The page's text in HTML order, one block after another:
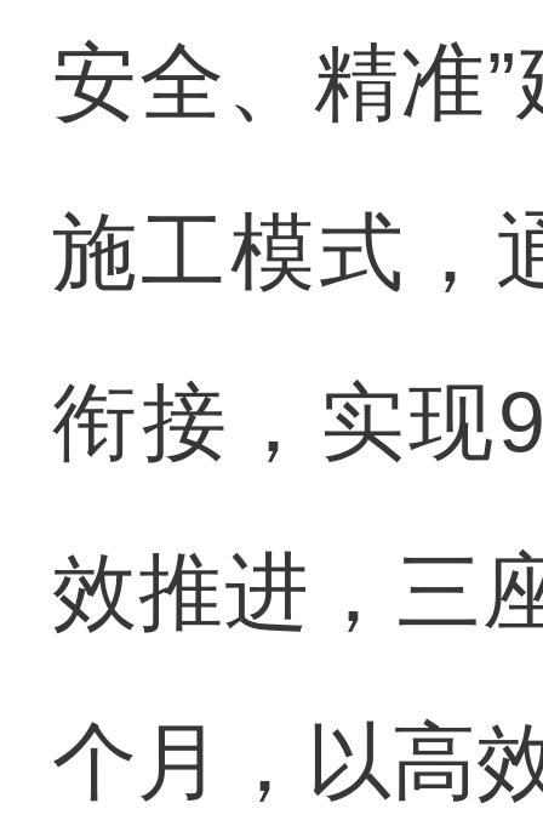
安全、精准
施工模式，
衔接，实现
效推进，三
个月，以高